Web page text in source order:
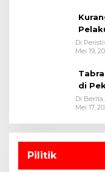
Di
Mei 19,
di
Di
Mei 17,
Pilitik